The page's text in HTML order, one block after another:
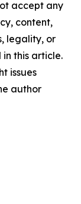
accept any
content,
legality, or
this article.
issues
author